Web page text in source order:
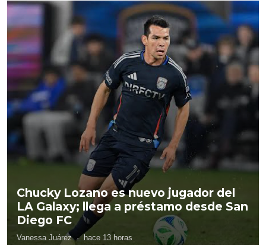
Chucky Lozano es nuevo jugador del
LA Galaxy; llega a préstamo desde San
Diego FC
Vanessa Juárez · hace 13 horas